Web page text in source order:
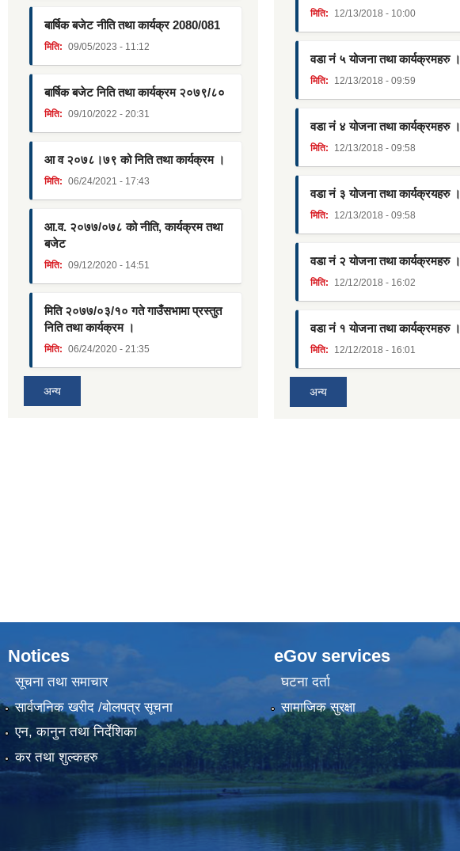
बार्षिक बजेट नीति तथा कार्यक्र 2080/081
मिति: 09/05/2023 - 11:12
बार्षिक बजेट निति तथा कार्यक्रम २०७९/८०
मिति: 09/10/2022 - 20:31
आ व २०७८।७९ को निति तथा कार्यक्रम ।
मिति: 06/24/2021 - 17:43
आ.व. २०७७/०७८ को नीति, कार्यक्रम तथा
बजेट
मिति: 09/12/2020 - 14:51
मिति २०७७/०३/१० गते गाउँसभामा प्रस्तुत
निति तथा कार्यक्रम ।
मिति: 06/24/2020 - 21:35
अन्य
मिति: 12/13/2018 - 10:00
वडा नं ५ योजना तथा कार्यक्रमहरु ।
मिति: 12/13/2018 - 09:59
वडा नं ४ योजना तथा कार्यक्रमहरु ।
मिति: 12/13/2018 - 09:58
वडा नं ३ योजना तथा कार्यक्रयहरु ।
मिति: 12/13/2018 - 09:58
वडा नं २ योजना तथा कार्यक्रमहरु ।
मिति: 12/12/2018 - 16:02
वडा नं १ योजना तथा कार्यक्रमहरु ।
मिति: 12/12/2018 - 16:01
अन्य
Notices
सूचना तथा समाचार
सार्वजनिक खरीद /बोलपत्र सूचना
एन, कानुन तथा निर्देशिका
कर तथा शुल्कहरु
eGov services
घटना दर्ता
सामाजिक सुरक्षा